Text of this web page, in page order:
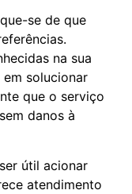
se de que
na sua
solucionar
que o serviço
danos à
útil acionar
atendimento